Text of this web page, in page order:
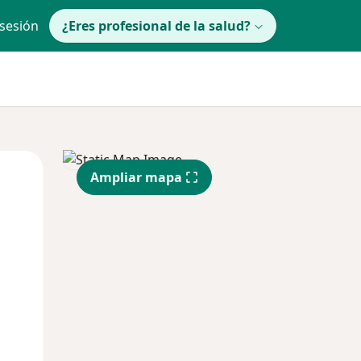
¿Eres profesional de la salud?
Mar
11 Ago
Mié
12 Ago
Ampliar mapa